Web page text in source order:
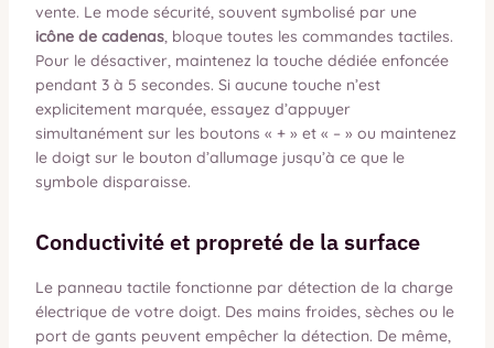
vente. Le mode sécurité, souvent symbolisé par une
icône de cadenas, bloque toutes les commandes tactiles.
Pour le désactiver, maintenez la touche dédiée enfoncée
pendant 3 à 5 secondes. Si aucune touche n’est
explicitement marquée, essayez d’appuyer
simultanément sur les boutons « + » et « – » ou maintenez
le doigt sur le bouton d’allumage jusqu’à ce que le
symbole disparaisse.
Conductivité et propreté de la surface
Le panneau tactile fonctionne par détection de la charge
électrique de votre doigt. Des mains froides, sèches ou le
port de gants peuvent empêcher la détection. De même,